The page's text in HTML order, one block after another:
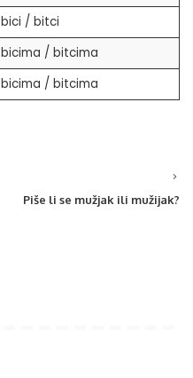
bici / bitci
bicima / bitcima
bicima / bitcima
Piše li se mužjak ili mužijak?